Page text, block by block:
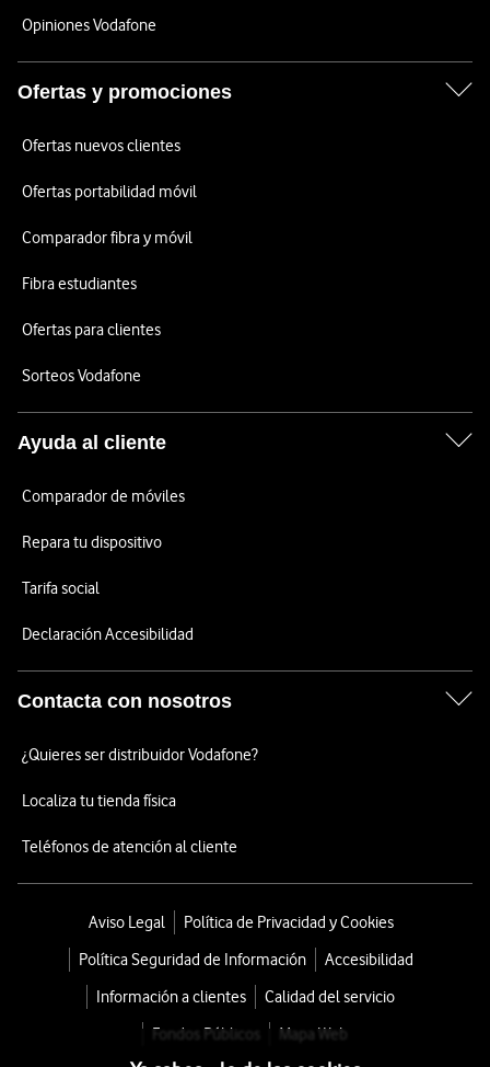
Opiniones Vodafone
Ofertas y promociones
Ofertas nuevos clientes
Ofertas portabilidad móvil
Comparador fibra y móvil
Fibra estudiantes
Ofertas para clientes
Sorteos Vodafone
Ayuda al cliente
Comparador de móviles
Repara tu dispositivo
Tarifa social
Declaración Accesibilidad
Contacta con nosotros
¿Quieres ser distribuidor Vodafone?
Localiza tu tienda física
Teléfonos de atención al cliente
Aviso Legal
Política de Privacidad y Cookies
Política Seguridad de Información
Accesibilidad
Información a clientes
Calidad del servicio
Fondos Públicos
Mapa Web